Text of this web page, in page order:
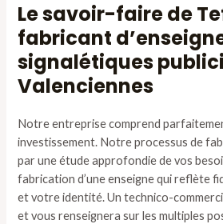
Le savoir-faire de
fabricant
signalétiques
Valenciennes
Notre entreprise comprend
investissement. Notre processus de
par une étude approfondie de vos
fabrication d’une enseigne qui reflète
et votre identité. Un technico-
et vous renseignera sur les multiples